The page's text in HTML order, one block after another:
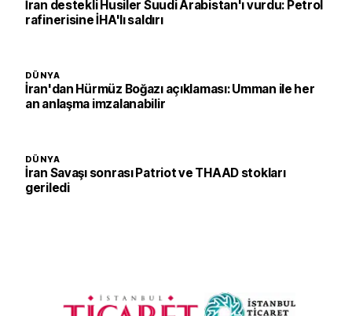
İran destekli Husiler Suudi Arabistan'ı vurdu: Petrol
rafinerisine İHA'lı saldırı
DÜNYA
İran'dan Hürmüz Boğazı açıklaması: Umman ile her
an anlaşma imzalanabilir
DÜNYA
İran Savaşı sonrası Patriot ve THAAD stokları
geriledi